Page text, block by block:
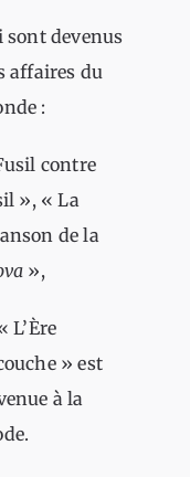
sont devenus
affaires du
:
contre
», « La
de la
»,
L’Ère
» est
à la